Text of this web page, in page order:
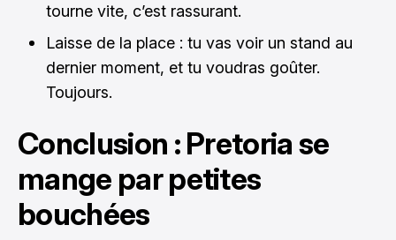
tourne vite, c’est rassurant.
Laisse de la place : tu vas voir un stand au
dernier moment, et tu voudras goûter.
Toujours.
Conclusion : Pretoria se
mange par petites
bouchées